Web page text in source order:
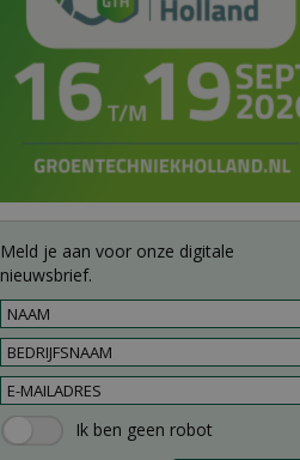
Meld je aan voor onze digitale
nieuwsbrief.